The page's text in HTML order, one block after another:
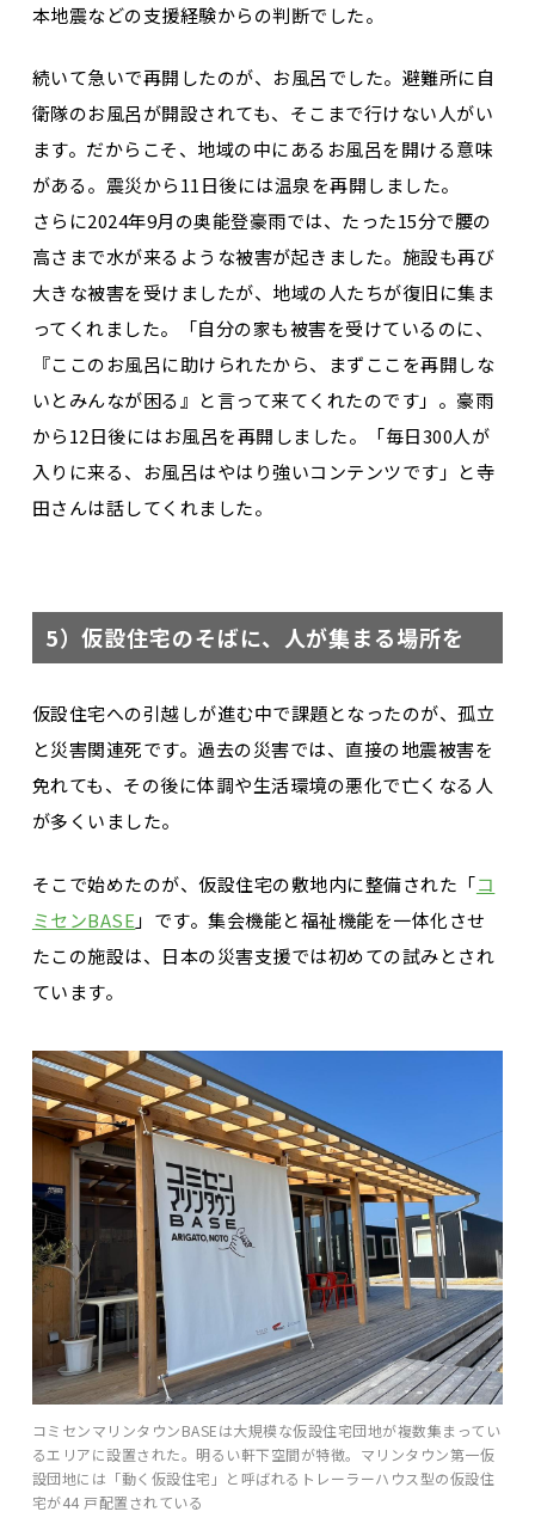
本地震などの支援経験からの判断でした。
続いて急いで再開したのが、お風呂でした。避難所に自
衛隊のお風呂が開設されても、そこまで行けない人がい
ます。だからこそ、地域の中にあるお風呂を開ける意味
がある。震災から11日後には温泉を再開しました。
さらに2024年9月の奥能登豪雨では、たった15分で腰の
高さまで水が来るような被害が起きました。施設も再び
大きな被害を受けましたが、地域の人たちが復旧に集ま
ってくれました。「自分の家も被害を受けているのに、
『ここのお風呂に助けられたから、まずここを再開しな
いとみんなが困る』と言って来てくれたのです」。豪雨
から12日後にはお風呂を再開しました。「毎日300人が
入りに来る、お風呂はやはり強いコンテンツです」と寺
田さんは話してくれました。
5）仮設住宅のそばに、人が集まる場所を
仮設住宅への引越しが進む中で課題となったのが、孤立
と災害関連死です。過去の災害では、直接の地震被害を
免れても、その後に体調や生活環境の悪化で亡くなる人
が多くいました。
そこで始めたのが、仮設住宅の敷地内に整備された「コ
ミセンBASE 」です。集会機能と福祉機能を一体化させ
たこの施設は、日本の災害支援では初めての試みとされ
ています。
コミセンマリンタウンBASEは大規模な仮設住宅団地が複数集まってい
るエリアに設置された。明るい軒下空間が特徴。マリンタウン第一仮
設団地には「動く仮設住宅」と呼ばれるトレーラーハウス型の仮設住
宅が44 戸配置されている